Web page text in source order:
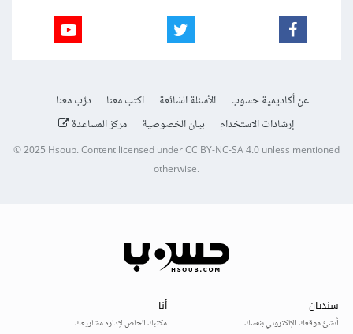
عن أكاديمية حسوب الأسئلة الشائعة اكتب معنا
درّب معنا
إرشادات الاستخدام
بيان الخصوصية مركز المساعدة
© 2025Hsoub.Content licensed underCC BY-NC-SA 4.0unless mentioned
otherwise.